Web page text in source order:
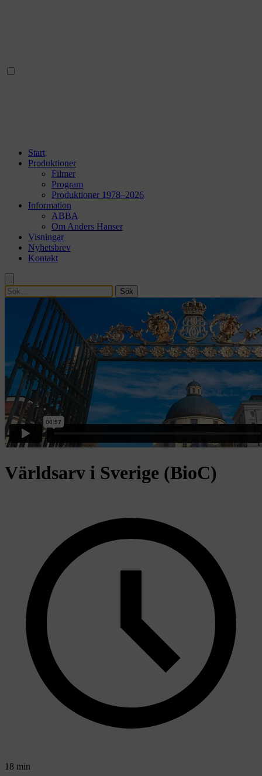
Start
Produktioner
Filmer
Program
Produktioner 1978–2026
Information
ABBA
Om Anders Hanser
Visningar
Nyhetsbrev
Kontakt
Sök
Världsarv i Sverige (BioC)
18 min